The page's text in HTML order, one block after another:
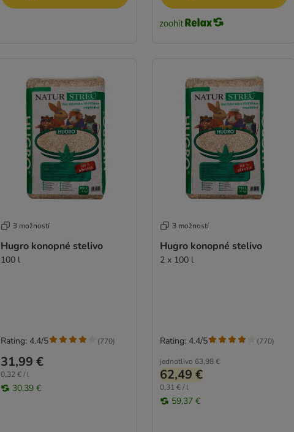
3 možností
Hugro konopné stelivo
100 l
31,99 €
0,32 € / l
30,39 €
Rating: 4.4/5 (770)
3 možností
Hugro konopné stelivo
2 x 100 l
jednotlivo 63,98 €
62,49 €
0,31 € / l
59,37 €
Rating: 4.4/5 (770)